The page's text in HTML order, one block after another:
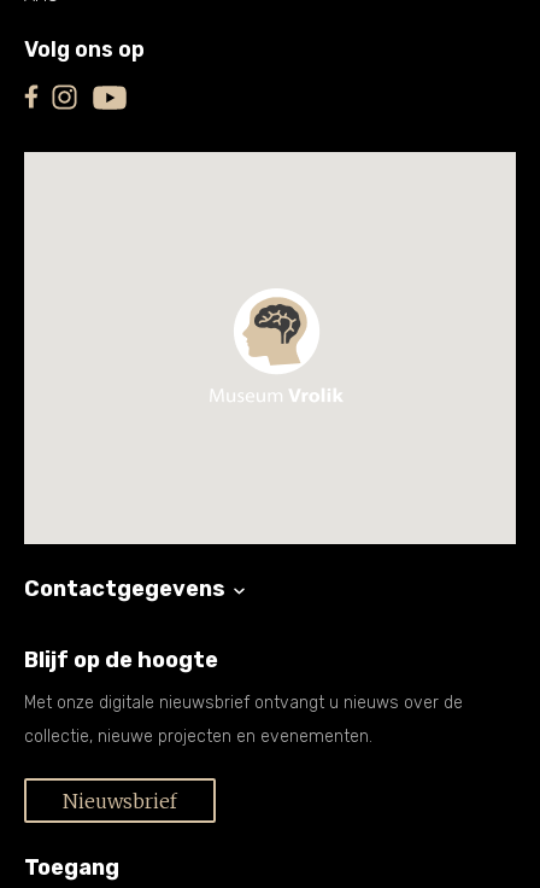
Volg ons op
Contactgegevens
Blijf op de hoogte
Met onze digitale nieuwsbrief ontvangt u nieuws over de
collectie, nieuwe projecten en evenementen.
Nieuwsbrief
Toegang